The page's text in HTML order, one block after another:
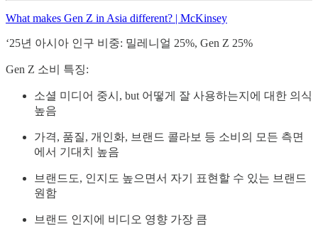
What makes Gen Z in Asia different? | McKinsey
‘25년 아시아 인구 비중: 밀레니얼 25%, Gen Z 25%
Gen Z 소비 특징:
소셜 미디어 중시, but 어떻게 잘 사용하는지에 대한 의식
높음
가격, 품질, 개인화, 브랜드 콜라보 등 소비의 모든 측면
에서 기대치 높음
브랜드도, 인지도 높으면서 자기 표현할 수 있는 브랜드
원함
브랜드 인지에 비디오 영향 가장 큼